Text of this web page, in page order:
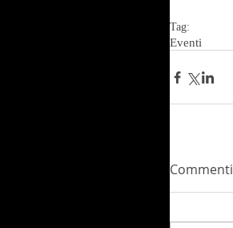
Tag:
Eventi
Commenti